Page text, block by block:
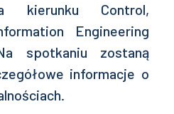
kierunku Control,
Engineering
spotkaniu zostaną
informacje o